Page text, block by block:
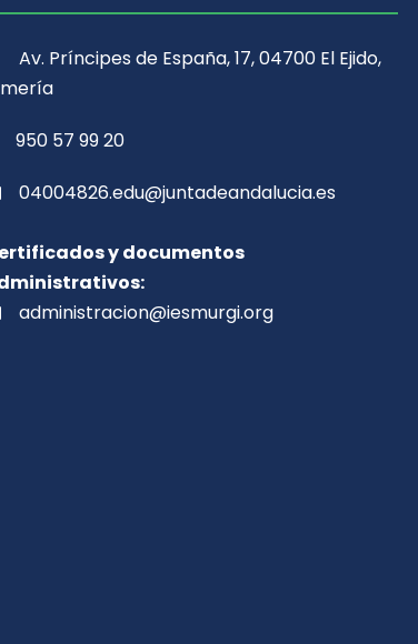
Av. Príncipes de España, 17, 04700 El Ejido,
950 57 99 20
04004826.edu@juntadeandalucia.es
y documentos
administracion@iesmurgi.org